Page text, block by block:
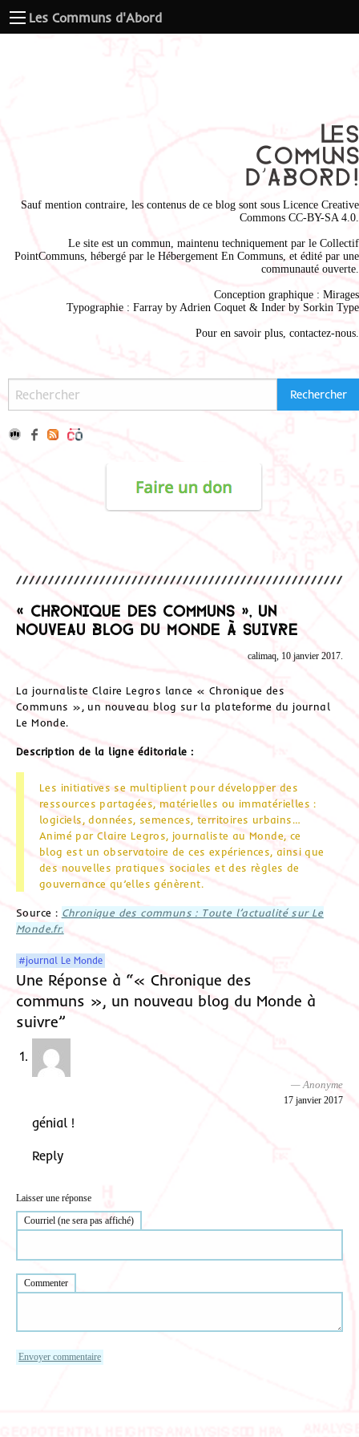
Les Communs d'Abord
Sauf mention contraire, les contenus de ce blog sont sous Licence Creative
Commons CC-BY-SA 4.0
Le site est un commun, maintenu techniquement par le Collectif
PointCommuns , hébergé par le Hébergement En Communs , et édité par une
communauté ouverte.
Conception graphique : Mirages
Typographie : Farray by Adrien Coquet & Inder by Sorkin Type
Pour en savoir plus, contactez-nous
« Chronique des communs », un
nouveau blog du Monde à suivre
calimaq, 10 janvier 2017.
La journaliste Claire Legros lance « Chronique des
Communs », un nouveau blog sur la plateforme du journal
Le Monde.
Description de la ligne éditoriale :
Les initiatives se multiplient pour développer des
ressources partagées, matérielles ou immatérielles :
logiciels, données, semences, territoires urbains…
Animé par Claire Legros, journaliste au Monde, ce
blog est un observatoire de ces expériences, ainsi que
des nouvelles pratiques sociales et des règles de
gouvernance qu’elles génèrent.
Source : Chronique des communs : Toute l’actualité sur Le
Monde.fr.
#journal Le Monde
Une Réponse à “« Chronique des
communs », un nouveau blog du Monde à
suivre”
Anonyme
17 janvier 2017
génial !
Reply
Laisser une réponse
Courriel (ne sera pas affiché)
Commenter